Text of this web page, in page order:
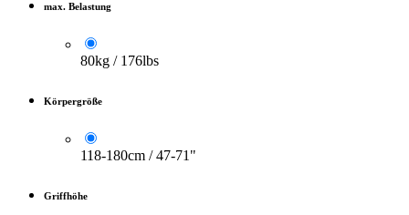
max. Belastung
80kg / 176lbs
Körpergröße
118-180cm / 47-71"
Griffhöhe